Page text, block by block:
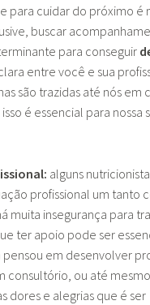
para cuidar do próximo é
buscar
para conseguir
entre você e sua
são trazidas até nós em
é essencial para nossa
alguns
profissional um tanto
muita insegurança para
ter apoio pode ser
pensou em desenvolver
consultório, ou até
dores e alegrias que é ser